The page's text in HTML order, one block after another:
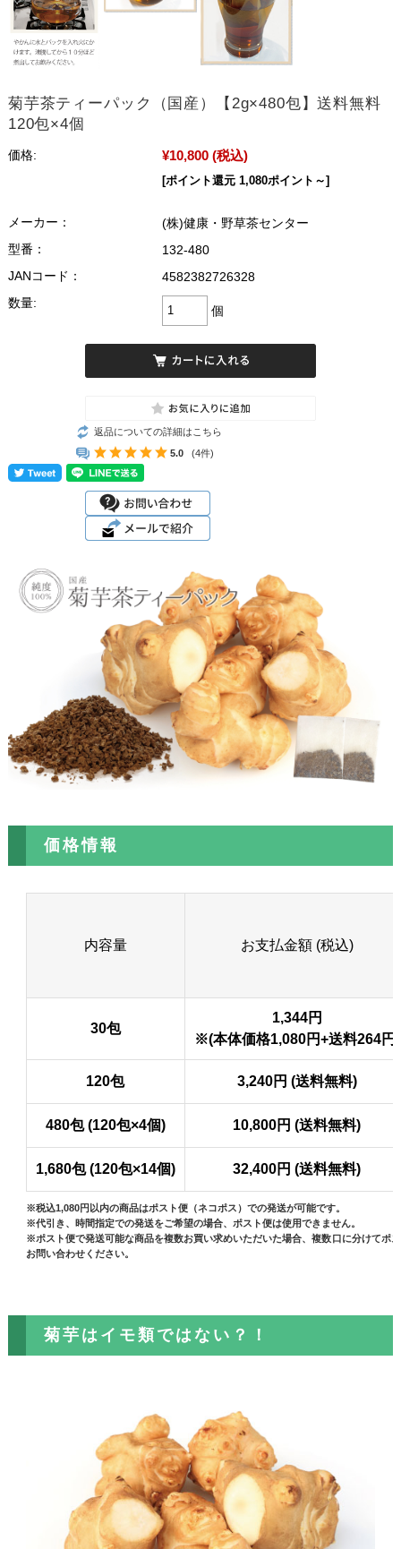
菊芋茶ティーパック（国産）【2g×480包】送料無料
120包×4個
価格: ¥10,800 (税込)
[ポイント還元 1,080ポイント～]
メーカー：
(株)健康・野草茶センター
型番：
132-480
JANコード：
4582382726328
数量:
個
返品についての詳細はこちら
5.0
(4件)
価格情報
内容量 お支払金額 (税込)
30包
1,344円
※(本体価格1,080円+送料264円)
120包 3,240円 (送料無料)
480包 (120包×4個) 10,800円 (送料無料)
1,680包 (120包×14個) 32,400円 (送料無料)
※税込1,080円以内の商品はポスト便（ネコポス）での発送が可能です。
※代引き、時間指定での発送をご希望の場合、ポスト便は使用できません。
※ポスト便で発送可能な商品を複数お買い求めいただいた場合、複数口に分けてポ
お問い合わせください。
菊芋はイモ類ではない？！